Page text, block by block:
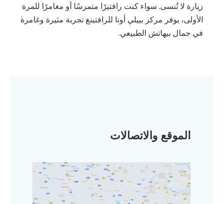
زيارة لا تُنسى. سواء كنت رافتيرًا متمرسًا أو مغامرًا للمرة
الأولى، يوفر مركز بييلي أونا للرافتينغ تجربة مثيرة وغامرة
في جمال بيهاتش الطبيعي.
الموقع والاتصالات